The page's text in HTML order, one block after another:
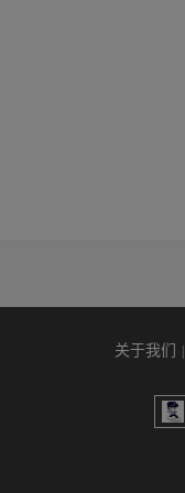
关于我们